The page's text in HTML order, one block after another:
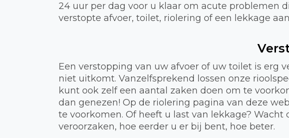
24 uur per dag voor u klaar om acute problemen
verstopte afvoer, toilet, riolering of een lekkage
Een verstopping van uw afvoer of uw toilet is erg
niet uitkomt. Vanzelfsprekend lossen onze
kunt ook zelf een aantal zaken doen om te
dan genezen! Op de riolering pagina van deze
te voorkomen. Of heeft u last van lekkage?
veroorzaken, hoe eerder u er bij bent, hoe beter.